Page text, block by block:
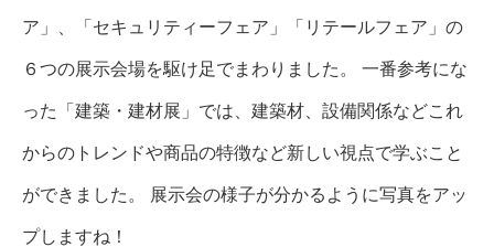
ア」、「セキュリティーフェア」「リテールフェア」の
６つの展示会場を駆け足でまわりました。 一番参考にな
った「建築・建材展」では、建築材、設備関係などこれ
からのトレンドや商品の特徴など新しい視点で学ぶこと
ができました。 展示会の様子が分かるように写真をアッ
プしますね！